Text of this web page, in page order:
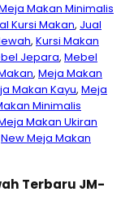
Makan Minimalis
Kursi Makan, Jual
, Kursi Makan
Jepara, Mebel
, Meja Makan
Makan Kayu, Meja
Minimalis
Makan Ukiran
New Meja Makan
Terbaru JM-